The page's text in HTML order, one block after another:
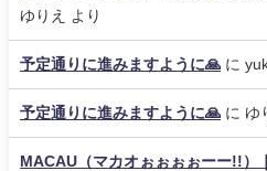
ゆりえ
より
予定通りに進みますように🙏 に
予定通りに進みますように🙏 に ゆ
MACAU（マカオぉぉぉぉーー!!）